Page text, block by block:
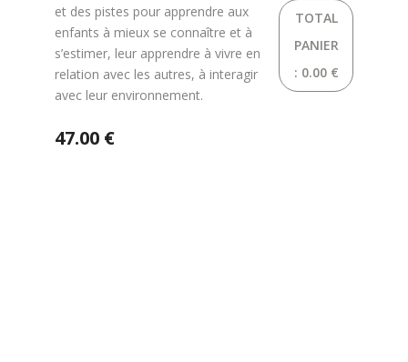
et des pistes pour apprendre aux
enfants à mieux se connaître et à
s’estimer, leur apprendre à vivre en
relation avec les autres, à interagir
avec leur environnement.
47.00 €
TOTAL
PANIER
: 0.00 €